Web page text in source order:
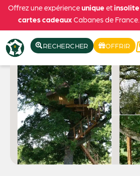
Offrez une expérienceunique etinsolite
cartes cadeauxCabanes de France.
RECHERCHER OFFRIR